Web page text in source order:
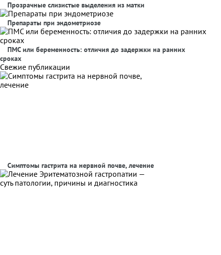
Прозрачные слизистые выделения из матки
Препараты при эндометриозе
ПМС или беременность: отличия до задержки на ранних
сроках
Свежие публикации
Симптомы гастрита на нервной почве, лечение